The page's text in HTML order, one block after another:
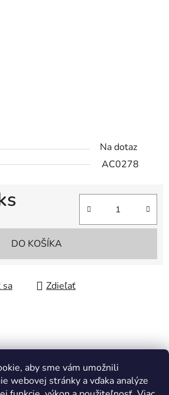
aby sme vám umožnili
webovej stránky a vďaka analýze
Na dotaz
AC0278
DO KOŠÍKA
sa Zdieľať